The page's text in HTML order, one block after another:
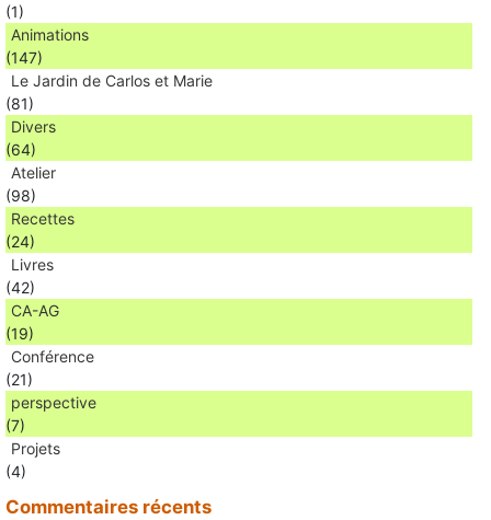
(1)
Animations
(147)
Le Jardin de Carlos et Marie
(81)
Divers
(64)
Atelier
(98)
Recettes
(24)
Livres
(42)
CA-AG
(19)
Conférence
(21)
perspective
(7)
Projets
(4)
Commentaires récents